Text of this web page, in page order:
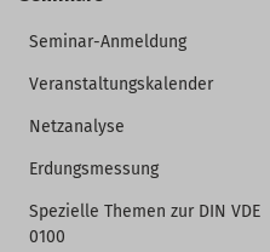
Seminar-Anmeldung
Veranstaltungskalender
Netzanalyse
Erdungsmessung
Spezielle Themen zur DIN VDE
0100